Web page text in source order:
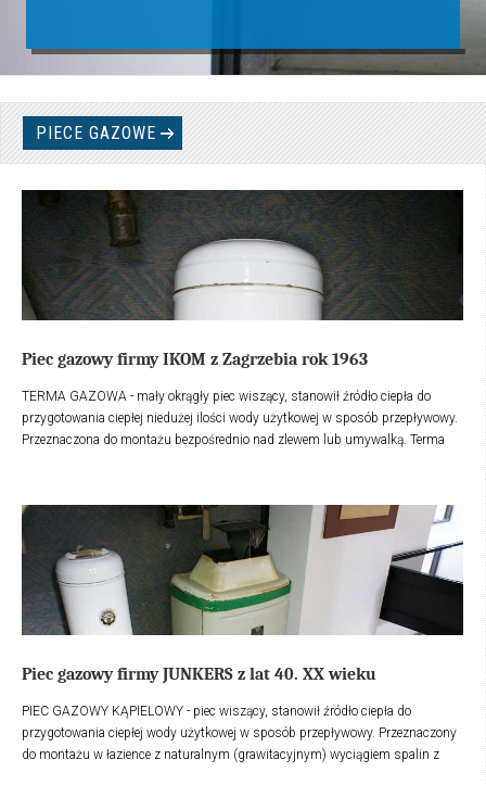
PIECE GAZOWE
Piec gazowy firmy IKOM z Zagrzebia rok 1963
TERMA GAZOWA - mały okrągły piec wiszący, stanowił źródło ciepła do
przygotowania ciepłej niedużej ilości wody użytkowej w sposób przepływowy.
Przeznaczona do montażu bezpośrednio nad zlewem lub umywalką. Terma
emaliowanej wraz z czopuchem, palnik główny zamontowany w obudowie
nagrzewnicy (wymiennika ciepła). Palnik główny posiada niezawodny palący
się płomień dyżurny (świeczkę). Terma posiada estetyczny wygląd i
wykonana bardzo solidnie.
Piec gazowy firmy JUNKERS z lat 40. XX wieku
PIEC GAZOWY KĄPIELOWY - piec wiszący, stanowił źródło ciepła do
przygotowania ciepłej wody użytkowej w sposób przepływowy. Przeznaczony
do montażu w łazience z naturalnym (grawitacyjnym) wyciągiem spalin z